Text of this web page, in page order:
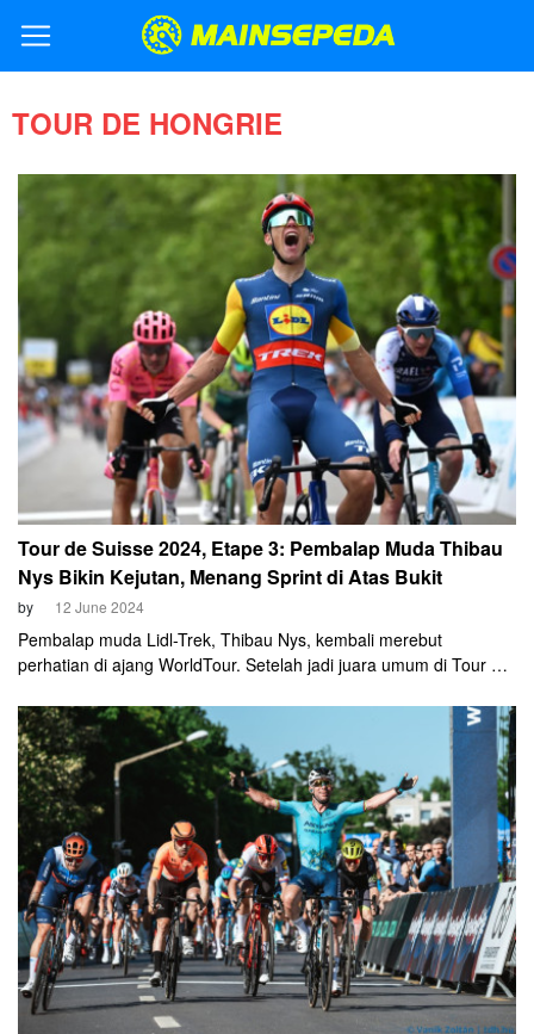
TOUR DE HONGRIE
Tour de Suisse 2024, Etape 3: Pembalap Muda Thibau
Nys Bikin Kejutan, Menang Sprint di Atas Bukit
by 12 June 2024
Pembalap muda Lidl-Trek, Thibau Nys, kembali merebut
perhatian di ajang WorldTour. Setelah jadi juara umum di Tour de
ajang WorldTour. Pembalap 21 tahun itu merebut kemenangan di
etape tiga Tour de Suisse setelah memenangi duel sprint nanjak
di Lieli.